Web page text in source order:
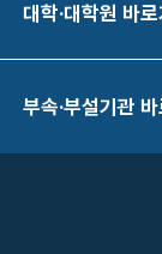
대학·대학원 바로
부속·부설기관 바